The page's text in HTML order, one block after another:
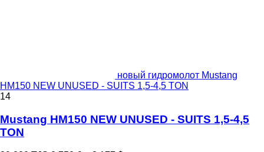
новый гидромолот Mustang
HM150 NEW UNUSED - SUITS 1,5-4,5 TON
14
Mustang HM150 NEW UNUSED - SUITS 1,5-4,5
TON